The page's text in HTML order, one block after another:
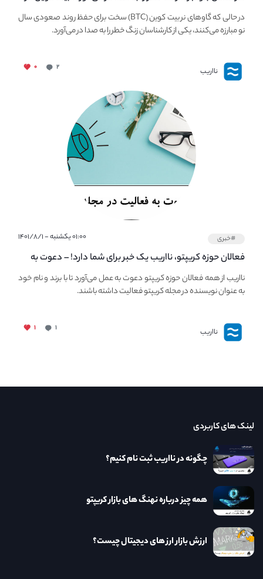
معرض خطر سقوط بزرگ است - دلیل آن چیست؟در حالی که گاوهای نر بیت کوین (BTC) سخت برای حفظ روند صعودی سال
نو مبارزه می‌کنند، یکی از کارشناسان زنگ خطر را به صدا در می‌آورد.
نااریب ۲ ۰
#خبری ۰۱:۰۰ یکشنبه - ۱۴۰۱/۸/۱
فعالان حوزه کریپتو، نااریب یک خبر برای شما دارد! – دعوت به
فعالیت در مجله کریپتو
نااریب از همه فعالان حوزه کریپتو دعوت به عمل می‌آورد تا با برند و نام خود
به عنوان نویسنده در مجله کریپتو فعالیت داشته باشند.
نااریب ۱ ۱
لینک های کاربردی
چگونه در نااریب ثبت نام کنیم؟
همه چیز درباره نهنگ های بازار کریپتو
ارزش بازار ارز های دیجیتال چیست؟